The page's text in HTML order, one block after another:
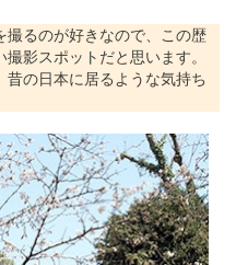
撮るのが好きなので、この歴
影スポットだと思います。
の日本に居るような気持ち